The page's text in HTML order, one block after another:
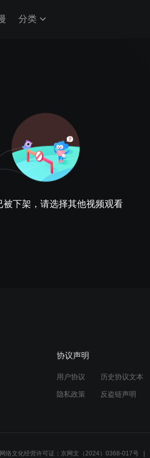
分类
被下架，请选择其他视频观看
协议声明
用户协议 历史协议文本
隐私政策 反盗链声明
网络文化经营许可证：京网文（2024）0368-017号